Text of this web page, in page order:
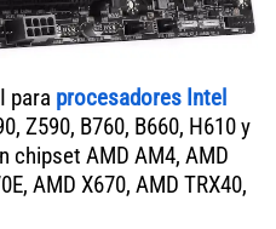
para procesadores Intel
Z590, B760, B660, H610 y
chipset AMD AM4, AMD
AMD X670, AMD TRX40,